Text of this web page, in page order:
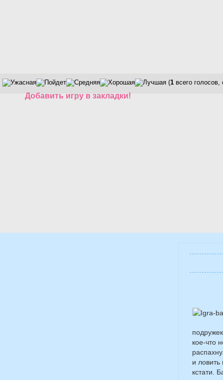
(1 всего
Добавить игру в закладки!
кое-что
и ловить
кстати.